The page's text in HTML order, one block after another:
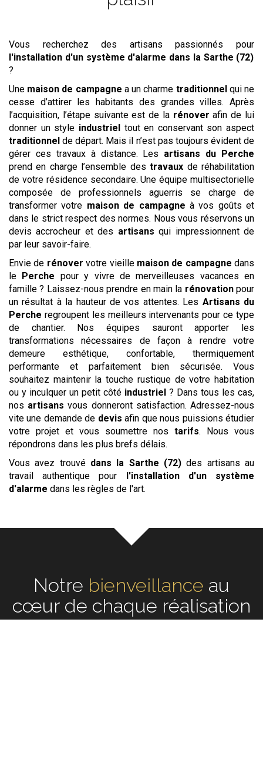
Vous recherchez des artisans passionnés pour
l'installation d'un système d'alarme dans la Sarthe (72)
?
Une maison de campagne a un charme traditionnel qui ne
cesse d’attirer les habitants des grandes villes. Après
l’acquisition, l’étape suivante est de la rénover afin de lui
donner un style industriel
tout en conservant son aspect
traditionnel de départ. Mais il n’est pas toujours évident de
gérer ces travaux à distance. Les artisans du Perche
prend en charge l’ensemble destravaux de réhabilitation
de votre résidence secondaire. Une équipe multisectorielle
composée de professionnels aguerris se charge de
transformer votre maison de campagne à vos goûts et
dans le strict respect des normes. Nous vous réservons un
devis accrocheur et des artisans qui impressionnent de
par leur savoir-faire.
Envie de rénover votre vieille maison de campagne dans
le
Perche pour y vivre de merveilleuses vacances en
famille ? Laissez-nous prendre en main la rénovationpour
un résultat à la hauteur de vos attentes. Les Artisans du
Perche regroupent les meilleurs intervenants pour ce type
de chantier. Nos équipes sauront apporter les
transformations nécessaires de façon à rendre votre
demeure esthétique, confortable, thermiquement
performante et parfaitement bien sécurisée. Vous
souhaitez maintenir la touche rustique de votre habitation
ou y inculquer un petit côté industriel ? Dans tous les cas,
nos artisans vous donneront satisfaction. Adressez-nous
vite une demande de devis afin que nous puissions étudier
votre projet et vous soumettre nos tarifs. Nous vous
répondrons dans les plus brefs délais.
Vous avez trouvé dans la Sarthe (72) des artisans au
travail authentique pour
l'installation d'un système
d'alarme dans les règles de l'art.
Notreécouteau cœur de
chaque réalisation